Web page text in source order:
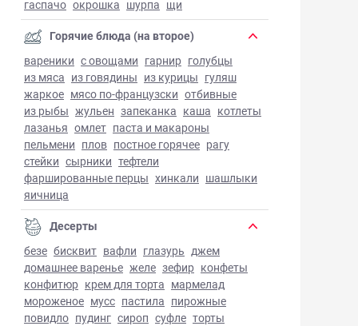
гаспачо окрошка шурпа щи
Горячие блюда (на второе)
вареники с овощами гарнир голубцы
из мяса из говядины из курицы гуляш
жаркое мясо по-французски отбивные
из рыбы жульен запеканка каша котлеты
лазанья омлет паста и макароны
пельмени плов постное горячее рагу
стейки сырники тефтели
фаршированные перцы хинкали шашлыки
яичница
Десерты
безе бисквит вафли глазурь джем
домашнее варенье желе зефир конфеты
конфитюр крем для торта мармелад
мороженое мусс пастила пирожные
повидло пудинг сироп суфле торты